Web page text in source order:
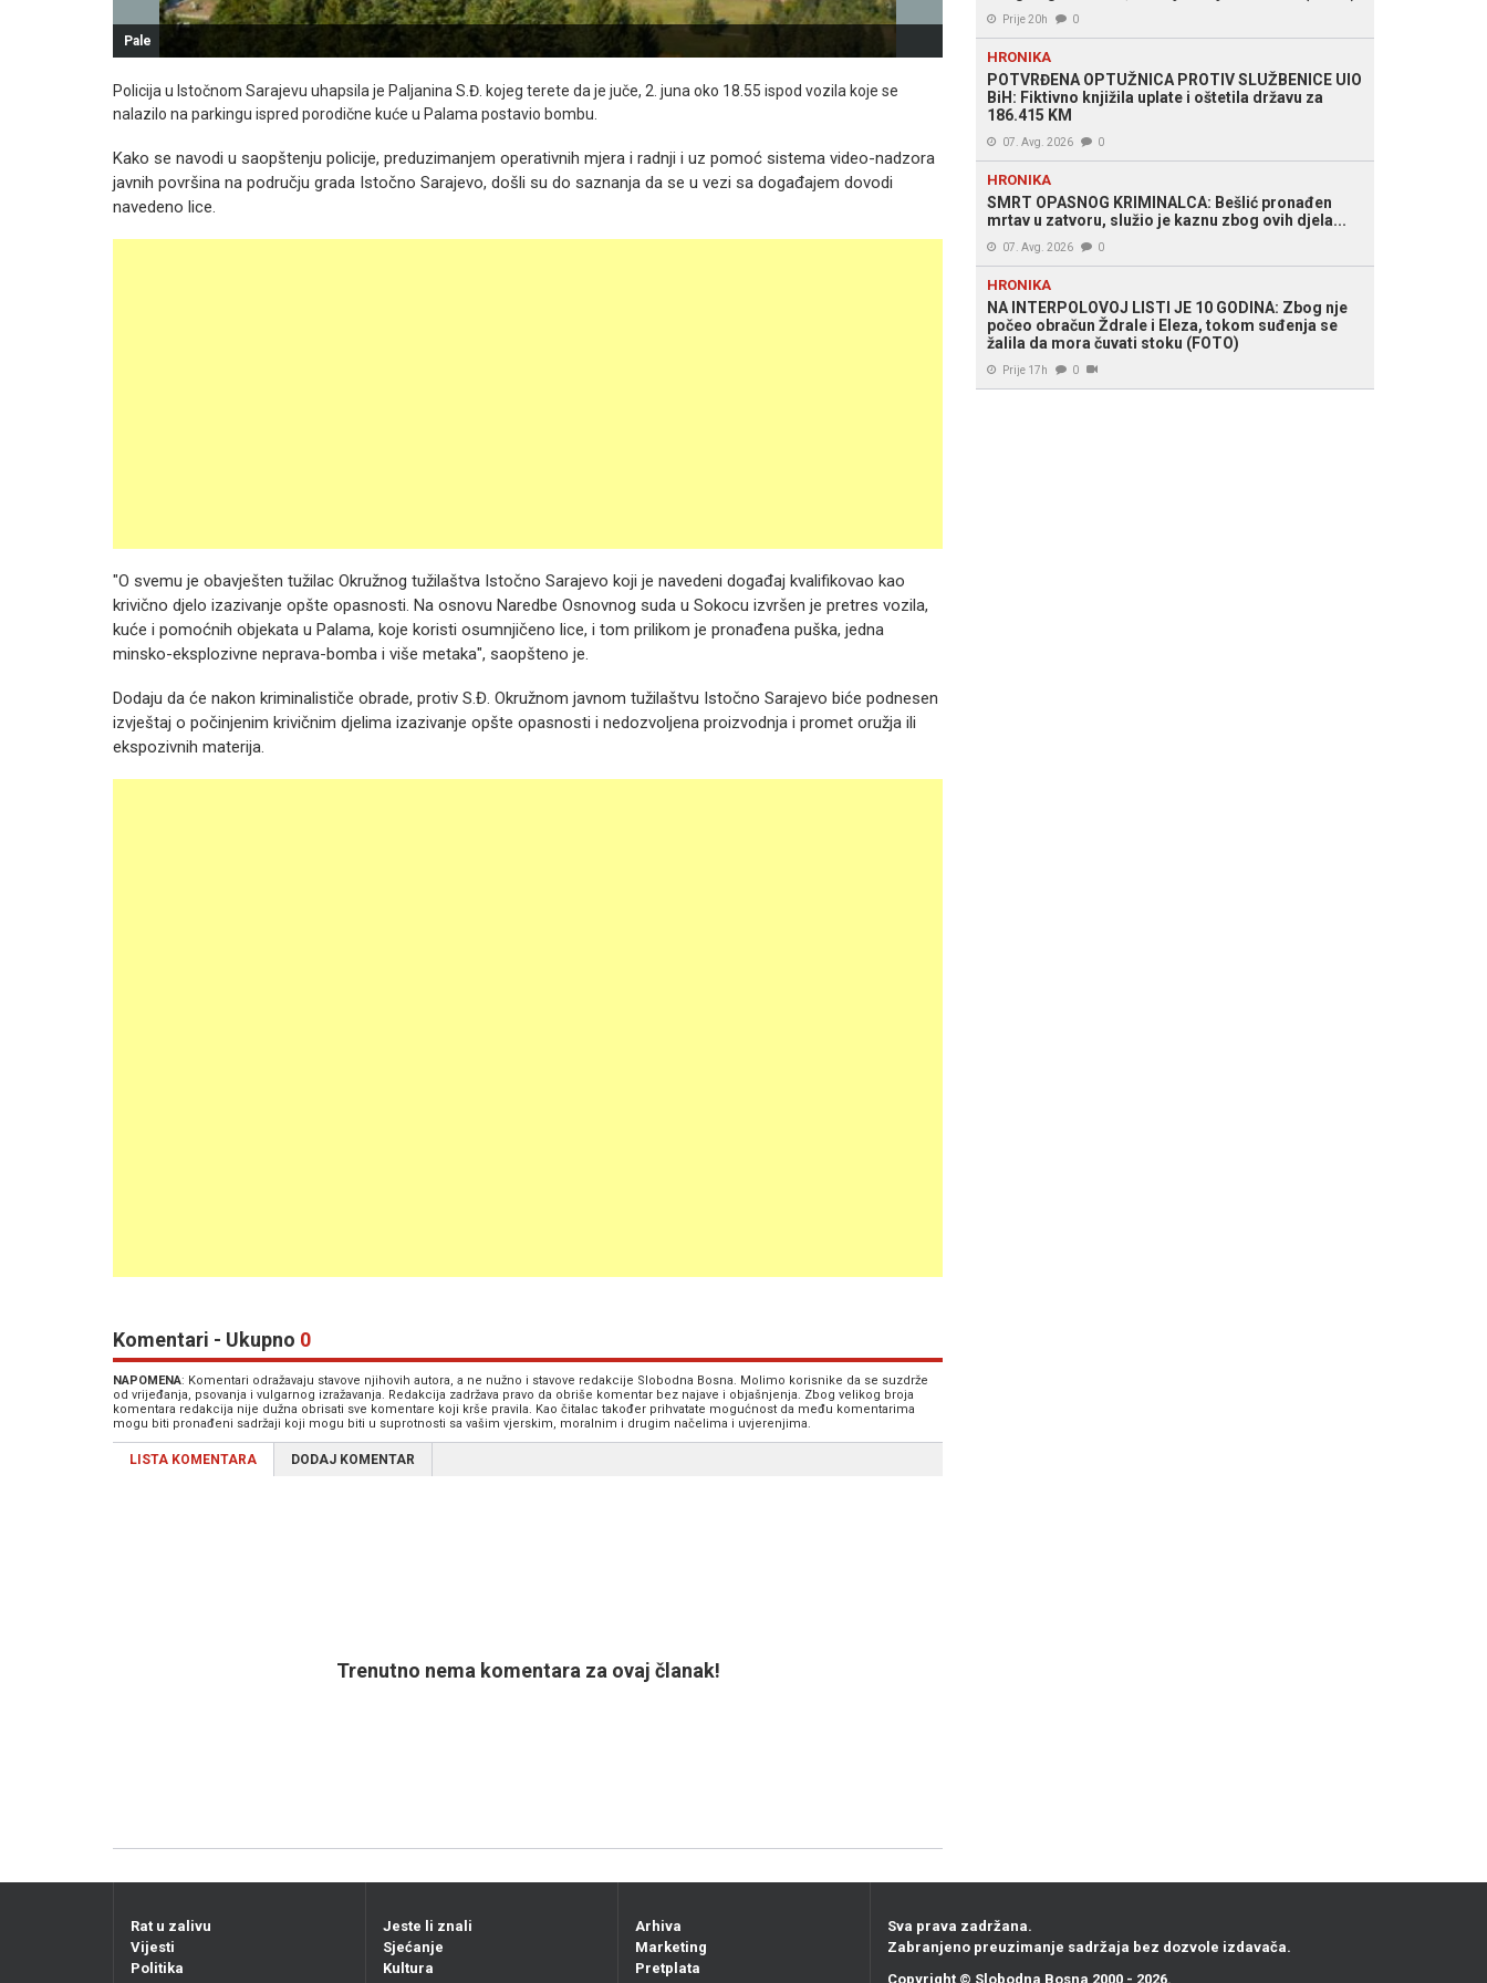
Pale
Policija u Istočnom Sarajevu uhapsila je Paljanina S.Đ. kojeg terete da je juče, 2. juna oko 18.55 ispod vozila koje se
nalazilo na parkingu ispred porodične kuće u Palama postavio bombu.
Kako se navodi u saopštenju policije, preduzimanjem operativnih mjera i radnji i uz pomoć sistema video-nadzora
javnih površina na području grada Istočno Sarajevo, došli su do saznanja da se u vezi sa događajem dovodi
navedeno lice.
"O svemu je obavješten tužilac Okružnog tužilaštva Istočno Sarajevo koji je navedeni događaj kvalifikovao kao
krivično djelo izazivanje opšte opasnosti. Na osnovu Naredbe Osnovnog suda u Sokocu izvršen je pretres vozila,
kuće i pomoćnih objekata u Palama, koje koristi osumnjičeno lice, i tom prilikom je pronađena puška, jedna
minsko-eksplozivne neprava-bomba i više metaka", saopšteno je.
Dodaju da će nakon kriminalističe obrade, protiv S.Đ. Okružnom javnom tužilaštvu Istočno Sarajevo biće podnesen
izvještaj o počinjenim krivičnim djelima izazivanje opšte opasnosti i nedozvoljena proizvodnja i promet oružja ili
ekspozivnih materija.
Komentari - Ukupno 0
NAPOMENA: Komentari odražavaju stavove njihovih autora, a ne nužno i stavove redakcije Slobodna Bosna. Molimo korisnike da se suzdrže
od vrijeđanja, psovanja i vulgarnog izražavanja. Redakcija zadržava pravo da obriše komentar bez najave i objašnjenja. Zbog velikog broja
komentara redakcija nije dužna obrisati sve komentare koji krše pravila. Kao čitalac također prihvatate mogućnost da među komentarima
mogu biti pronađeni sadržaji koji mogu biti u suprotnosti sa vašim vjerskim, moralnim i drugim načelima i uvjerenjima.
LISTA KOMENTARA DODAJ KOMENTAR
Trenutno nema komentara za ovaj članak!
Prije 20h 0
HRONIKA
POTVRĐENA OPTUŽNICA PROTIV SLUŽBENICE UIO
BiH: Fiktivno knjižila uplate i oštetila državu za
186.415 KM
07. Avg. 2026 0
HRONIKA
SMRT OPASNOG KRIMINALCA: Bešlić pronađen
mrtav u zatvoru, služio je kaznu zbog ovih djela...
07. Avg. 2026 0
HRONIKA
NA INTERPOLOVOJ LISTI JE 10 GODINA: Zbog nje
počeo obračun Ždrale i Eleza, tokom suđenja se
žalila da mora čuvati stoku (FOTO)
Prije 17h 0
Rat u zalivu
Vijesti
Politika
Jeste li znali
Sjećanje
Kultura
Arhiva
Marketing
Pretplata
Sva prava zadržana.
Zabranjeno preuzimanje sadržaja bez dozvole izdavača.
Copyright © Slobodna Bosna 2000 - 2026.